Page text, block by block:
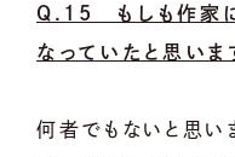
Q.15 もしも作家に
なっていたと思いま
何者でもないと思い